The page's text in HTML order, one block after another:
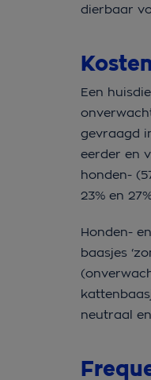
dierbaar
Een
gevraagd
eerder en
honden-
23% en
Honden-
baasjes
neutraal en